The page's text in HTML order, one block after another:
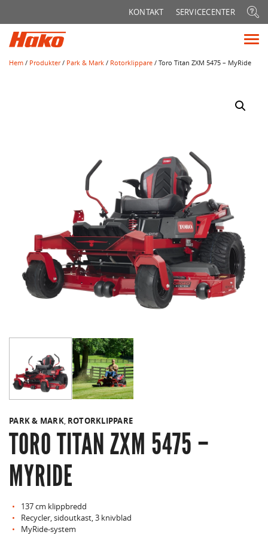
KONTAKT SERVICECENTER
Hem / Produkter/ Park & Mark / Rotorklippare / Toro Titan ZXM 5475 – MyRide
PARK & MARK, ROTORKLIPPARE
TORO TITAN ZXM 5475 –
MYRIDE
137 cm klippbredd
Recycler, sidoutkast, 3 knivblad
MyRide-system